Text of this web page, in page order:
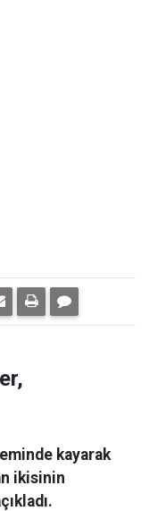
kayarak
ikisinin